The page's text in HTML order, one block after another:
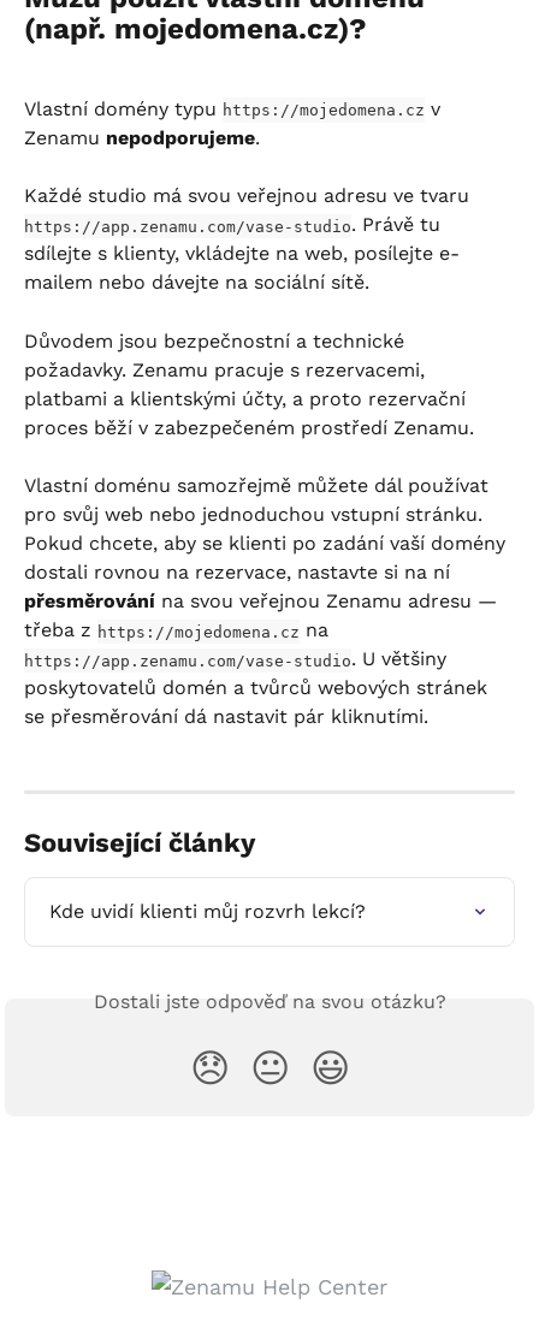
(např. mojedomena.cz)?
Vlastní domény typu https://mojedomena.cz v
Zenamu nepodporujeme.
Každé studio má svou veřejnou adresu ve tvaru
https://app.zenamu.com/vase-studio. Právě tu
sdílejte s klienty, vkládejte na web, posílejte e-
mailem nebo dávejte na sociální sítě.
Důvodem jsou bezpečnostní a technické
požadavky. Zenamu pracuje s rezervacemi,
platbami a klientskými účty, a proto rezervační
proces běží v zabezpečeném prostředí Zenamu.
Vlastní doménu samozřejmě můžete dál používat
pro svůj web nebo jednoduchou vstupní stránku.
Pokud chcete, aby se klienti po zadání vaší domény
dostali rovnou na rezervace, nastavte si na ní
přesměrování na svou veřejnou Zenamu adresu —
třeba z https://mojedomena.cz na
https://app.zenamu.com/vase-studio. U většiny
poskytovatelů domén a tvůrců webových stránek
se přesměrování dá nastavit pár kliknutími.
Související články
Kde uvidí klienti můj rozvrh lekcí?
Dostali jste odpověď na svou otázku?
😞 😐 😃